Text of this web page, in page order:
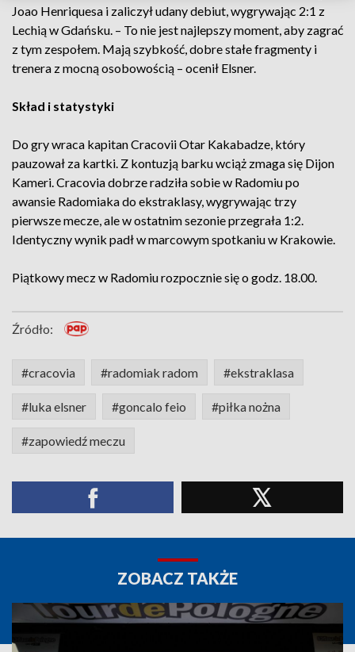
Joao Henriquesa i zaliczył udany debiut, wygrywając 2:1 z
Lechią w Gdańsku. – To nie jest najlepszy moment, aby zagrać
z tym zespołem. Mają szybkość, dobre stałe fragmenty i
trenera z mocną osobowością – ocenił Elsner.
Skład i statystyki
Do gry wraca kapitan Cracovii Otar Kakabadze, który
pauzował za kartki. Z kontuzją barku wciąż zmaga się Dijon
Kameri. Cracovia dobrze radziła sobie w Radomiu po
awansie Radomiaka do ekstraklasy, wygrywając trzy
pierwsze mecze, ale w ostatnim sezonie przegrała 1:2.
Identyczny wynik padł w marcowym spotkaniu w Krakowie.
Piątkowy mecz w Radomiu rozpocznie się o godz. 18.00.
Źródło:
#cracovia #radomiak radom #ekstraklasa
#luka elsner #goncalo feio #piłka nożna
#zapowiedź meczu
ZOBACZ TAKŻE